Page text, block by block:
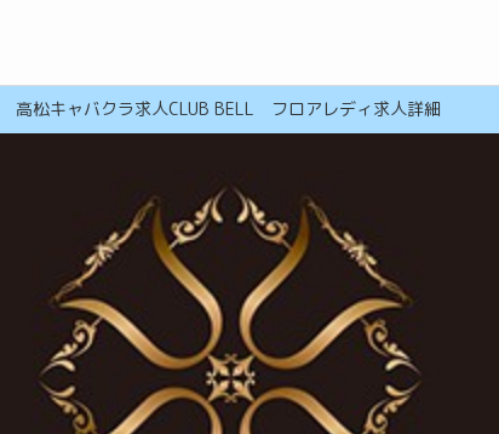
高松キャバクラ求人CLUB BELL フロアレディ求人詳細